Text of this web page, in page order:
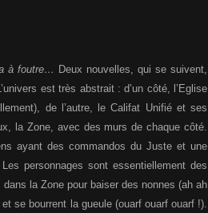
à foutre… Deux nouvelles, qui se suivent,
est très abstrait : d’un côté, l’Eglise
de l’autre, le Califat Unifié et ses
la Zone, avec des murs de chaque côté.
ayant des commandos du Juste et une
personnages sont essentiellement des
la Zone pour baiser des nonnes (ah ah
se bourrent la gueule (ouarf ouarf ouarf !).